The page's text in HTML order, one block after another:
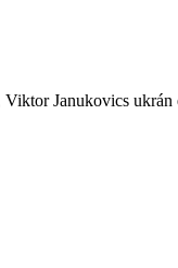
Janukovics